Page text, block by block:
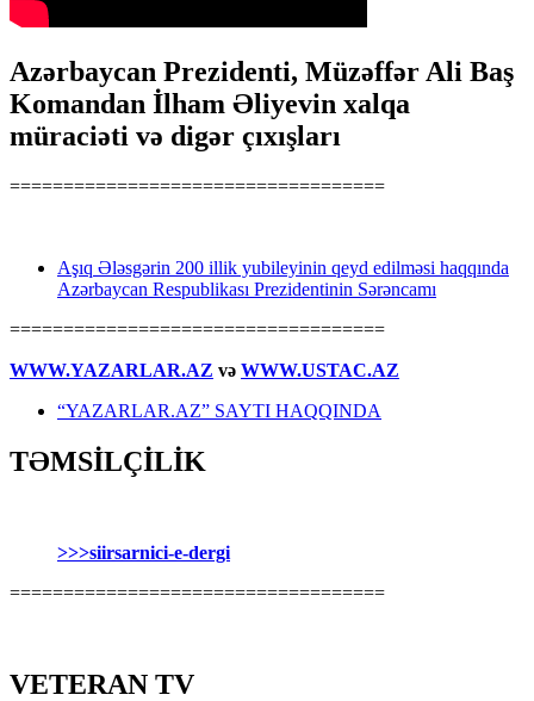
Azərbaycan Prezidenti, Müzəffər Ali Baş
Komandan İlham Əliyevin xalqa
müraciəti və digər çıxışları
===================================
Aşıq Ələsgərin 200 illik yubileyinin qeyd edilməsi haqqında
Azərbaycan Respublikası Prezidentinin Sərəncamı
===================================
WWW.YAZARLAR.AZ və WWW.USTAC.AZ
“YAZARLAR.AZ” SAYTI HAQQINDA
TƏMSİLÇİLİK
>>>siirsarnici-e-dergi
===================================
VETERAN TV